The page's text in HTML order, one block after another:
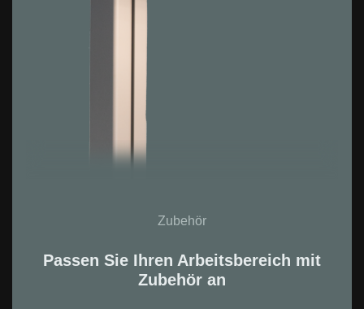
Zubehör
Passen Sie Ihren Arbeitsbereich mit
Zubehör an